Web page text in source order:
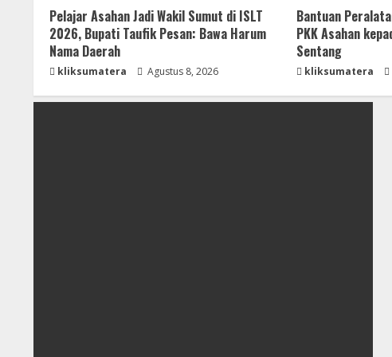
Pelajar Asahan Jadi Wakil Sumut di ISLT
2026, Bupati Taufik Pesan: Bawa Harum
Nama Daerah
kliksumatera Agustus 8, 2026
Bantuan
PKK Asahan
Sentang
kliksumatera